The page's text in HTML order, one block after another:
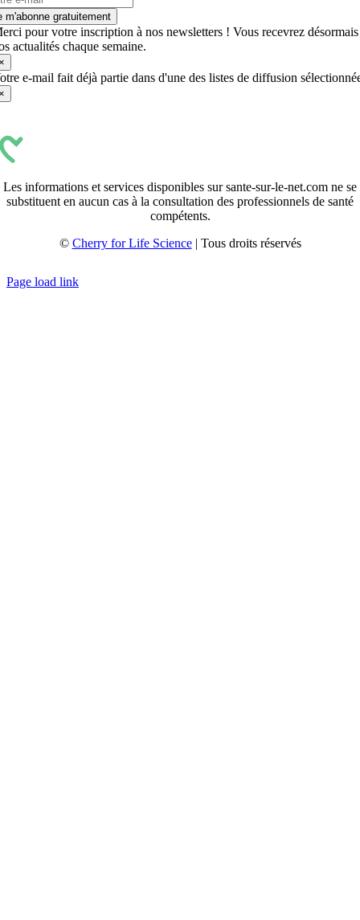
m'abonne gratuitement
pour votre inscription à nos newsletters ! Vous recevrez désormais
actualités chaque semaine.
e-mail fait déjà partie dans d'une des listes de diffusion
Les informations et services disponibles sur sante-sur-le-net.com ne se
substituent en aucun cas à la consultation des professionnels de santé
compétents.
© Cherry for Life Science| Tous droits réservés
Page load link